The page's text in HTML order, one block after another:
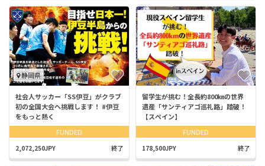
静岡県
社会人サッカー「SS伊豆」がクラブ
初の全国大会へ挑戦します！ #伊豆
をもっと熱く
FUNDED
2,072,250JPY 終了
留学生が挑む！全長約800㎞の世界
遺産「サンティアゴ巡礼路」踏破！
【スペイン】
FUNDED
178,500JPY 終了